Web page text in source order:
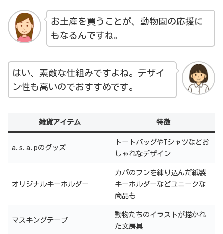
お土産を買うことが、動物園の応援に
もなるんですね。
はい、素敵な仕組みですよね。デザイ
ン性も高いのでおすすめです。
雑貨アイテム 特徴
a.s.a.pのグッズ
トートバッグやTシャツなどお
しゃれなデザイン
オリジナルキーホルダー
カバのフンを練り込んだ紙製
キーホルダーなどユニークな
商品も
マスキングテープ
動物たちのイラストが描かれ
た文房具